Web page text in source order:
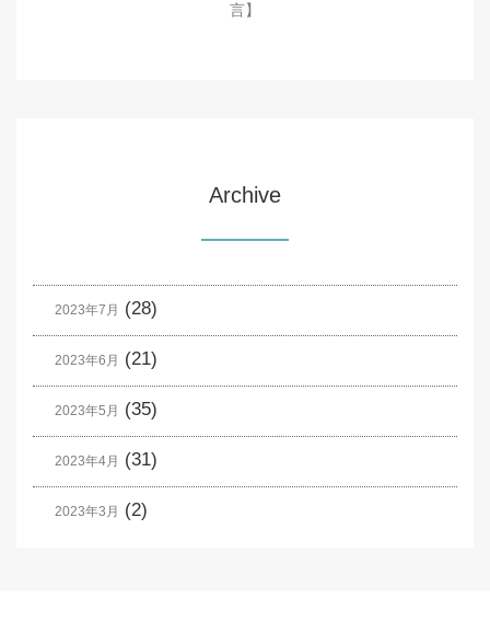
言】
Archive
2023年7月 (28)
2023年6月 (21)
2023年5月 (35)
2023年4月 (31)
2023年3月 (2)